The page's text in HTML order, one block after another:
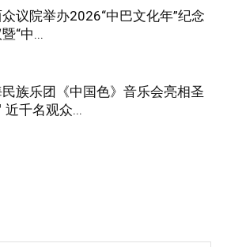
议院举办2026“中巴文化年”纪念
“中...
民族乐团《中国色》音乐会亮相圣
近千名观众...